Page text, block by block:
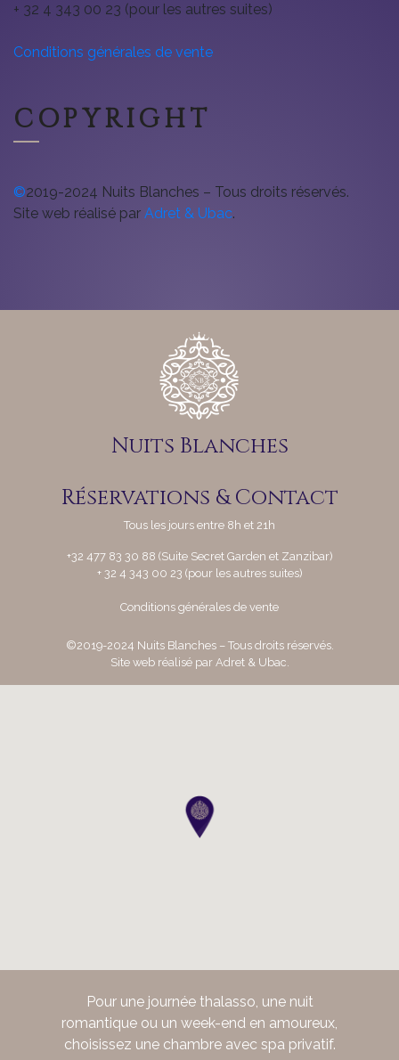
+ 32 4 343 00 23 (pour les autres suites)
Conditions générales de vente
COPYRIGHT
©2019-2024 Nuits Blanches – Tous droits réservés.
Site web réalisé par Adret & Ubac.
Nuits Blanches
Réservations & Contact
Tous les jours entre 8h et 21h
+32 477 83 30 88 (Suite Secret Garden et Zanzibar)
+ 32 4 343 00 23 (pour les autres suites)
Conditions générales de vente
©2019-2024 Nuits Blanches – Tous droits réservés.
Site web réalisé par Adret & Ubac
Pour une journée thalasso, une nuit
romantique ou un week-end en amoureux,
choisissez une chambre avec spa privatif.